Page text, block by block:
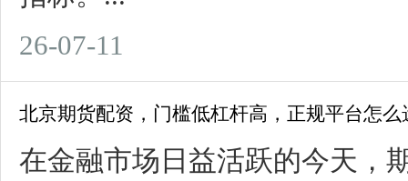
26-07-11
北京期货配资，门槛低杠杆高，正规平台怎么
在金融市场日益活跃的今天，